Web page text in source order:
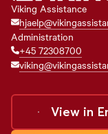
Viking Assistance
Administration
+45 72308700
View in